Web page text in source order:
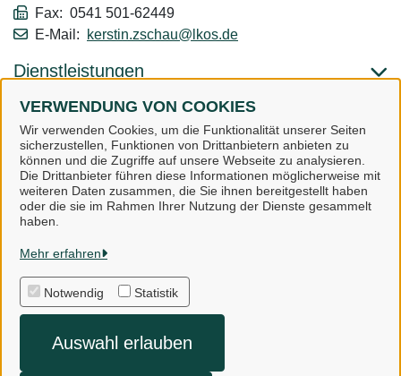
VERWENDUNG VON COOKIES
Wir verwenden Cookies, um die Funktionalität unserer Seiten
sicherzustellen, Funktionen von Drittanbietern anbieten zu
können und die Zugriffe auf unsere Webseite zu analysieren.
Die Drittanbieter führen diese Informationen möglicherweise mit
weiteren Daten zusammen, die Sie ihnen bereitgestellt haben
oder die sie im Rahmen Ihrer Nutzung der Dienste gesammelt
haben.
Mehr erfahren
Notwendig Statistik
Auswahl erlauben
Fax: 0541 501-62449
E-Mail:
kerstin.zschau@lkos.de
Dienstleistungen
Alle zugeordneten Einrichtungen
Landkreis Osnabrück
Alle Rechte vorbehalten